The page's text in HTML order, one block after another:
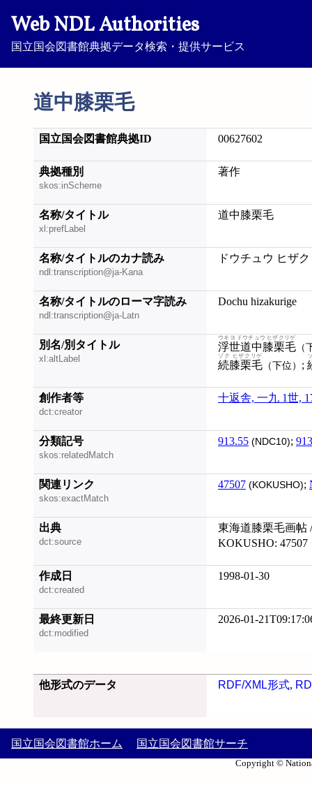
Web NDL Authorities
国立国会図書館典拠データ検索・提供サービス
道中膝栗毛
国立国会図書館典拠ID 00627602
典拠種別
skos:inScheme
著作
名称/タイトル
xl:prefLabel
道中膝栗毛
名称/タイトルのカナ読み
ndl:transcription@ja-Kana
ドウチュウ ヒザ
名称/タイトルのローマ字読み
ndl:transcription@ja-Latn
Dochu hizakurige
別名/別タイトル
xl:altLabel
浮世道中膝栗毛
ウキヨ ドウチュウ ヒザクリゲ
（
続膝栗毛
ゾク ヒザクリゲ
（下位） ;
創作者等
dct:creator
十返舎, 一九 1世,
分類記号
skos:relatedMatch
913.55 (NDC10);
関連リンク
skos:exactMatch
47507 (KOKUSHO);
出典
dct:source
東海道膝栗毛画帖
KOKUSHO: 47507
作成日
dct:created
1998-01-30
最終更新日
dct:modified
2026-01-
他形式のデータ RDF/XML形式,
国立国会図書館ホーム 国立国会図書館サーチ
Copyright ©